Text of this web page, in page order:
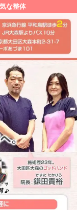
な整体